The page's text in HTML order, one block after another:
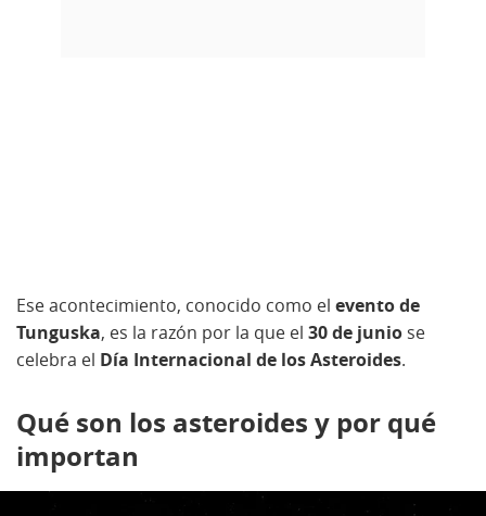
Ese acontecimiento, conocido como el evento de
Tunguska, es la razón por la que el 30 de junio se
celebra el Día Internacional de los Asteroides.
Qué son los asteroides y por qué
importan